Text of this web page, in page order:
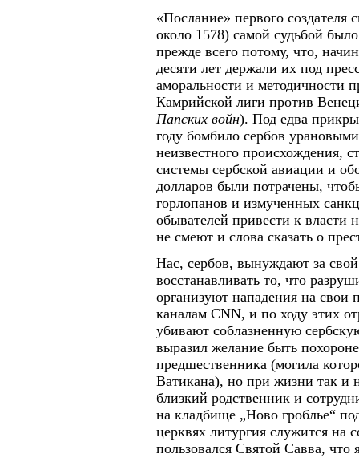
«Послание» первого
около 1578) самой судьбой
прежде всего потому, что,
десяти лет держали их под
аморальности и методичности
Камрийской лиги против
Папских войн). Под едва
году бомбило сербов
неизвестного происхождения,
системы сербской авиации и
долларов были потрачены,
горлопанов и измученных
обывателей привести к власти
не смеют и слова сказать о
Нас, сербов, вынуждают за
восстанавливать то, что
организуют нападения на свои
каналам CNN, и по ходу этих
убивают соблазненную
выразил желание быть
предшественника (могила
Ватикана), но при жизни так и
близкий родственник и
на кладбище „Ново гроблье“
церквях литургия служится на
пользовался Святой Савва, что